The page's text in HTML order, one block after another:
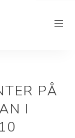
PÅ
I